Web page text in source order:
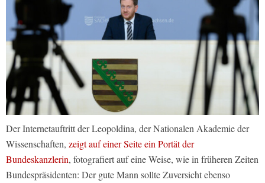
Der Internetauftritt der Leopoldina, der Nationalen Akademie der
Wissenschaften, zeigt auf einer Seite ein Portät der
Bundeskanzlerin, fotografiert auf eine Weise, wie in früheren Zeiten
Bundespräsidenten: Der gute Mann sollte Zuversicht ebenso